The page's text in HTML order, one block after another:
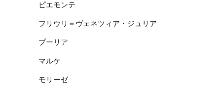
ピエモンテ
フリウリ＝ヴェネツィア・ジュリア
プーリア
マルケ
モリーゼ